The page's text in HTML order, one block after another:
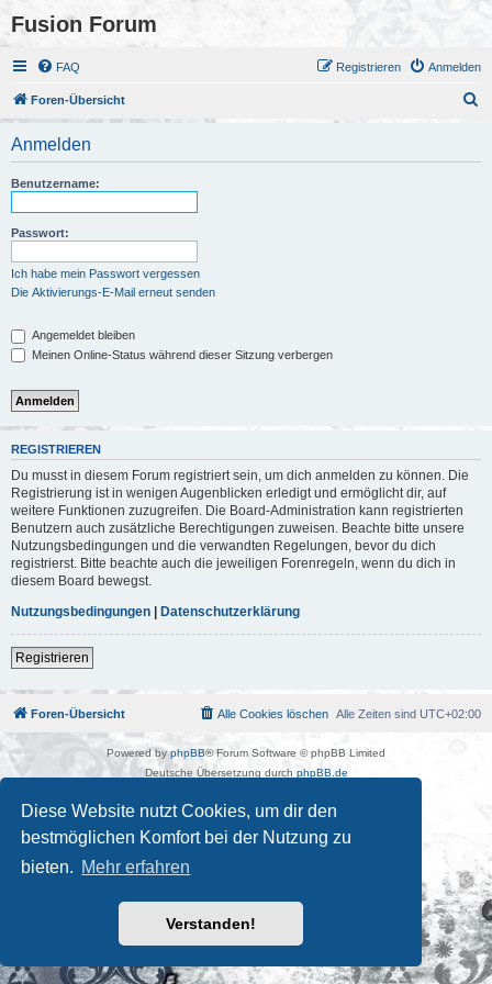
Diese Website nutzt Cookies, um dir den
bestmöglichen Komfort bei der Nutzung zu
bieten. Mehr erfahren
Verstanden!
Fusion Forum
FAQ Anmelden
Registrieren
Foren-Übersicht
Anmelden
Benutzername:
Passwort:
Ich habe mein Passwort vergessen
Die Aktivierungs-E-Mail erneut senden
Angemeldet bleiben
Meinen Online-Status während dieser Sitzung verbergen
REGISTRIEREN
Du musst in diesem Forum registriert sein, um dich anmelden zu können. Die
Registrierung ist in wenigen Augenblicken erledigt und ermöglicht dir, auf
weitere Funktionen zuzugreifen. Die Board-Administration kann registrierten
Benutzern auch zusätzliche Berechtigungen zuweisen. Beachte bitte unsere
Nutzungsbedingungen und die verwandten Regelungen, bevor du dich
registrierst. Bitte beachte auch die jeweiligen Forenregeln, wenn du dich in
diesem Board bewegst.
Nutzungsbedingungen | Datenschutzerklärung
Registrieren
Foren-Übersicht Alle Zeiten sind UTC+02:00
Alle Cookies löschen
Powered byphpBB® Forum Software © phpBB Limited
Deutsche Übersetzung durch phpBB.de
Datenschutz| Nutzungsbedingungen